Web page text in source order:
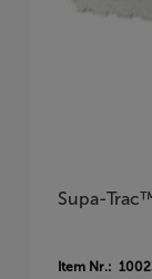
Supa-
Item Nr.: